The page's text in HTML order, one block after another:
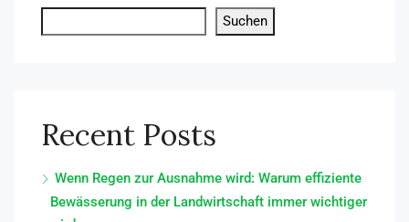
Suchen
Recent Posts
Wenn Regen zur Ausnahme wird: Warum effiziente
Bewässerung in der Landwirtschaft immer wichtiger